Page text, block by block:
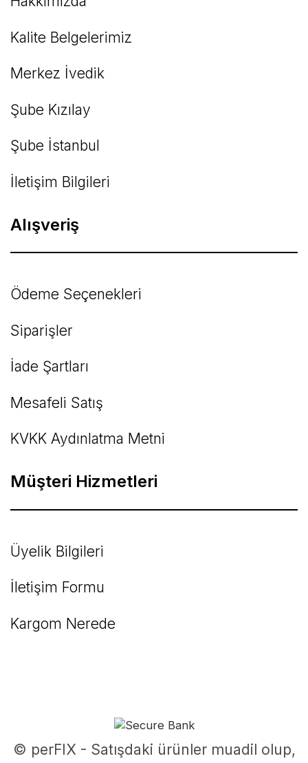
Kalite Belgelerimiz
Merkez İvedik
Şube Kızılay
Şube İstanbul
İletişim Bilgileri
Alışveriş
Ödeme Seçenekleri
Siparişler
İade Şartları
Mesafeli Satış
KVKK Aydınlatma Metni
Müşteri Hizmetleri
Üyelik Bilgileri
İletişim Formu
Kargom Nerede
© perFIX - Satışdaki ürünler muadil olup,